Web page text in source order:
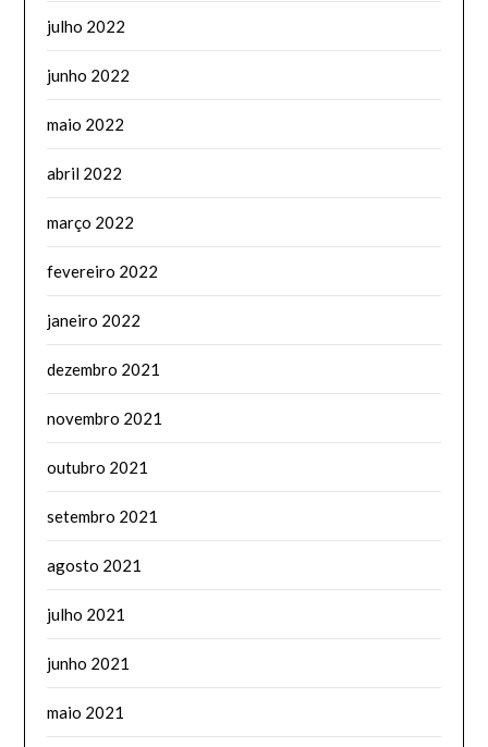
julho 2022
junho 2022
maio 2022
abril 2022
março 2022
fevereiro 2022
janeiro 2022
dezembro 2021
novembro 2021
outubro 2021
setembro 2021
agosto 2021
julho 2021
junho 2021
maio 2021